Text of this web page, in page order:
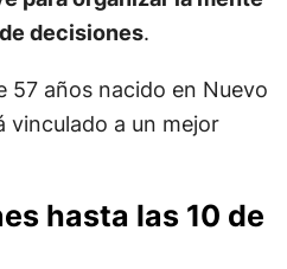
decisiones.
57 años nacido en Nuevo
vinculado a un mejor
hasta las 10 de